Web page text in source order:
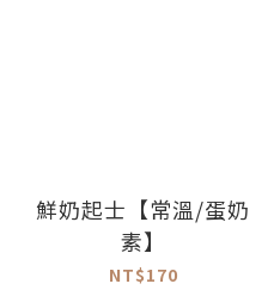
鮮奶起士【常溫/蛋奶
素】
NT$170